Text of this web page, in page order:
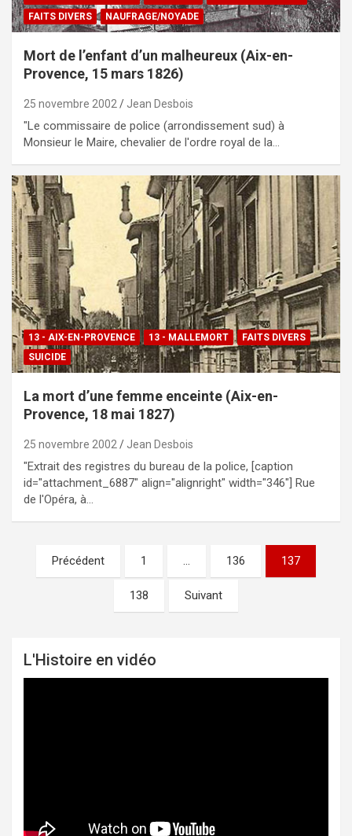
FAITS DIVERS
NAUFRAGE/NOYADE
Mort de l’enfant d’un malheureux (Aix-en-
Provence, 15 mars 1826)
25 novembre 2002 Jean Desbois
"Le commissaire de police (arrondissement sud) à
Monsieur le Maire, chevalier de l'ordre royal de la…
13 - AIX-EN-PROVENCE 13 - MALLEMORT
FAITS DIVERS
SUICIDE
La mort d’une femme enceinte (Aix-en-
Provence, 18 mai 1827)
25 novembre 2002 Jean Desbois
"Extrait des registres du bureau de la police, [caption
id="attachment_6887" align="alignright" width="346"] Rue
de l'Opéra, à…
Pagination
Précédent 1 136 137
138 Suivant
L'Histoire en vidéo